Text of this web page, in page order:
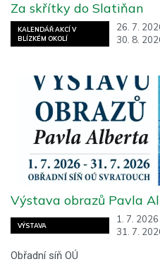
KALENDÁŘ AKCÍ V
BLÍZKÉM OKOLÍ
26. 7.
30. 8.
Za skřítky do Slatiňan
VÝSTAVA
1. 7.
31. 7.
Výstava obrazů Pavla
Obřadní síň OÚ